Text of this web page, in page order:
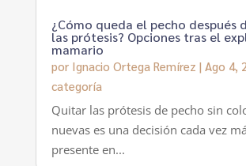
¿Cómo queda el pecho después
las prótesis? Opciones tras el
mamario
por Ignacio Ortega Remírez | Ago 4,
categoría
Quitar las prótesis de pecho sin
nuevas es una decisión cada vez
presente en...